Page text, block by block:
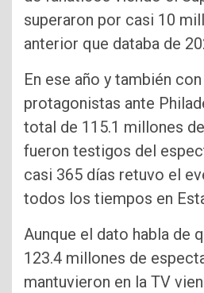
superaron por casi 10
anterior que databa de
En ese año y también
protagonistas ante
total de 115.1 millones
fueron testigos del
casi 365 días retuvo el
todos los tiempos en
Aunque el dato habla de
123.4 millones de
mantuvieron en la TV